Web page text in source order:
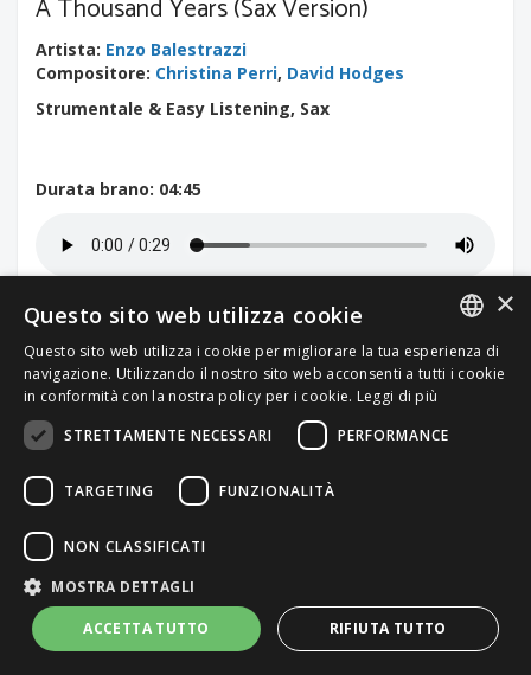
A Thousand Years (Sax Version)
Artista: Enzo Balestrazzi
Compositore: Christina Perri, David Hodges
Strumentale & Easy Listening, Sax
Durata brano: 04:45
Per un preventivo personalizzato
Contattaci ITALIAN
×
Questo sito web utilizza cookie
Questo sito web utilizza i cookie per migliorare la tua esperienza di
navigazione. Utilizzando il nostro sito web acconsenti a tutti i cookie
in conformità con la nostra policy per i cookie. Leggi di più
STRETTAMENTE NECESSARI
PERFORMANCE
TARGETING FUNZIONALITÀ
NON CLASSIFICATI
MOSTRA DETTAGLI
ACCETTA TUTTO RIFIUTA TUTTO